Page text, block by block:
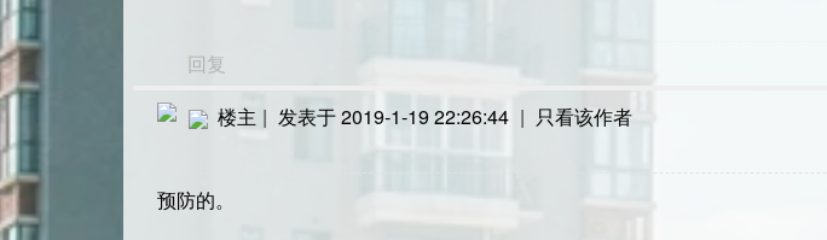
回复
楼主 | 发表于 2019-1-19 22:26:44 | 只看该作者
预防的。